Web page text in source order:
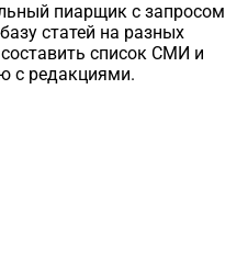
пиарщик с запросом
статей на разных
список СМИ и
с редакциями.